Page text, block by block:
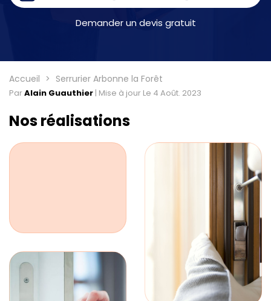
Demander un devis gratuit
Accueil Serrurier Arbonne la Forêt
ParAlain Guauthier | Mise à jour Le 4 Août. 2023
Nos réalisations